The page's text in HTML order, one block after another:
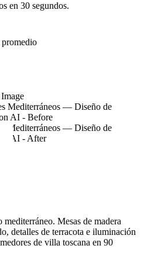
en 30 segundos.
promedio
Mesas de madera
detalles de terracota e iluminación
de villa toscana en 90